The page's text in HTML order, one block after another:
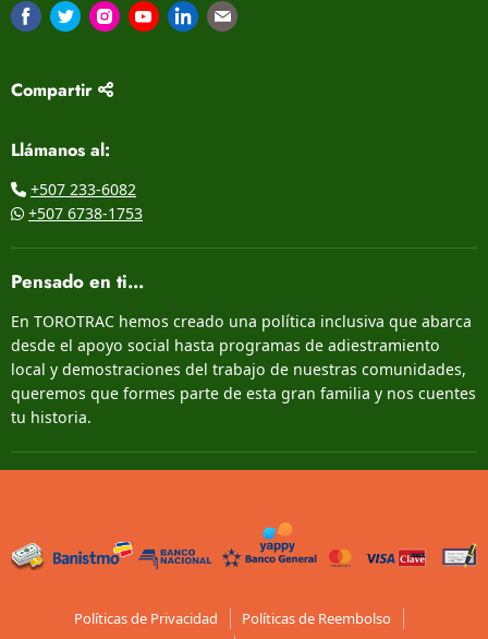
Encuéntrenos en Facebook
Encuéntrenos en Twitter
Encuéntrenos en Instagram
Encuéntrenos en Youtube
Encuéntrenos en LinkedIn
Encuéntrenos en Correo
Compartir
Llámanos al:
+507 233-6082
+507 6738-1753
Pensado en ti...
En TOROTRAC hemos creado una política inclusiva que abarca
desde el apoyo social hasta programas de adiestramiento
local y demostraciones del trabajo de nuestras comunidades,
queremos que formes parte de esta gran familia y nos cuentes
tu historia.
Políticas de Privacidad
Políticas de Reembolso